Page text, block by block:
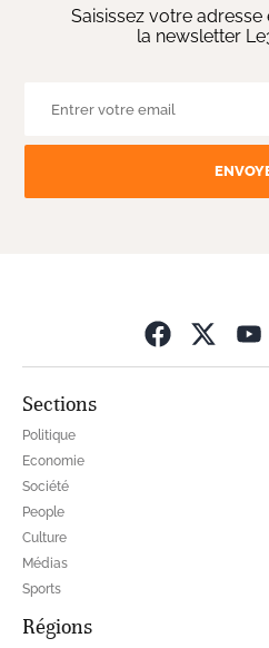
Saisissez votre
la newsletter
Sections
Politique
Economie
Société
People
Culture
Médias
Sports
Régions